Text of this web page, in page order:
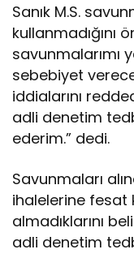
Sanık M.S.
kullanmadığını
savunmalarımı
sebebiyet
iddialarını
adli denetim
ederim.” dedi.
Savunmaları
ihalelerine fesat
almadıklarını
adli denetim